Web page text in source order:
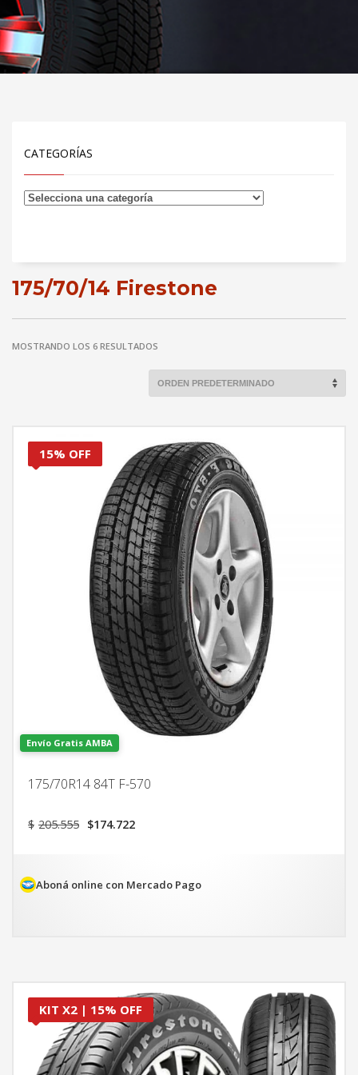
175/70/14 Firestone
MOSTRANDO LOS 6 RESULTADOS
15% OFF
Envío Gratis AMBA
175/70R14 84T F-570
$ 205.555 El
$205.555.
$174.722El
$174.722.
Aboná online con Mercado Pago
KIT X2 | 15% OFF
CATEGORÍAS